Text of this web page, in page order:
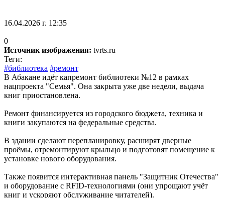
16.04.2026 г. 12:35
0
Источник изображения: tvrts.ru
Теги:
#библиотека #ремонт
В Абакане идёт капремонт библиотеки №12 в рамках
нацпроекта "Семья". Она закрыта уже две недели, выдача
книг приостановлена.
Ремонт финансируется из городского бюджета, техника и
книги закупаются на федеральные средства.
В здании сделают перепланировку, расширят дверные
проёмы, отремонтируют крыльцо и подготовят помещение к
установке нового оборудования.
Также появится интерактивная панель "Защитник Отечества"
и оборудование с RFID‑технологиями (они упрощают учёт
книг и ускоряют обслуживание читателей).